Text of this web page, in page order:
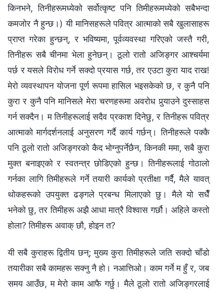
किनभने, तिनीहरूमध्येको सर्वोत्कृष्ट पनि तिमीहरूमध्येको सबैभन्दा
कमजोर नै हुन्छ।) यी मानिसहरूले पवित्र आत्माको सबै खुलासाहरू
प्राप्त गरेका हुन्छन्, र भविष्यमा, पूर्वव्यवस्था गरिएको जस्तै गरी,
तिनीहरू सबै चीनमा भेला हुनेछन्। ठूलो रातो अजिङ्गर आश्‍चर्यमा
पर्छ र यसले विरोध गर्ने सक्दो प्रयास गर्छ, तर एउटा कुरा याद राख!
मेरो व्यवस्थापन योजना पूर्ण रूपमा हासिल भइसकेको छ, र कुनै पनि
कुरा र कुनै पनि मानिसले मेरा चरणहरूमा अवरोध पुर्‍याउने दुस्साहस
गर्न सक्दैन। म तिनीहरूलाई सदैव प्रकाश दिनेछु, र तिनीहरू पवित्र
आत्माको मार्गदर्शनलाई अनुसरण गर्दै कार्य गर्छन्। तिनीहरूले पक्कै
पनि ठूलो रातो अजिङ्गरको कैद भोग्नुपर्नेछैन, किनकी ममा, सबै कुरा
मुक्त बनाइएको र स्वतन्त्र छोडिएको हुन्छ। तिनीहरूलाई गोठालो
गर्नका लागि तिमीहरूले गर्ने तयारी कार्यको प्रतीक्षा गर्दै, मैले यावत्
थोकहरूको उपयुक्त ढङ्गले प्रबन्ध मिलाएको छु। मैले यो सधैँ
भनेको छु, तर तिमीहरू अझै आधा मात्रै विश्‍वास गर्छौ। अहिले कस्तो
होला? तिमीहरू अवाक् छौ, होइन त?
यी सबै कुराहरू द्वितीय छन्; मुख्य कुरा तिमीहरूले जति सक्दो चाँडो
तयारीका सबै कामहरू सक्नु नै हो। नआत्तिओ। काम गर्ने म हुँ र, जब
समय आउँछ, म मेरो काम आफै गर्छु। मैले ठूलो रातो अजिङ्गरलाई